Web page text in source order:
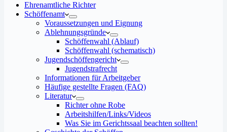
Ehrenamtliche Richter
Schöffenamt
Voraussetzungen und Eignung
Ablehnungsgründe
Schöffenwahl (Ablauf)
Schöffenwahl (schematisch)
Jugendschöffengericht
Jugendstrafrecht
Informationen für Arbeitgeber
Häufige gestellte Fragen (FAQ)
Literatur
Richter ohne Robe
Arbeitshilfen/Links/Videos
Was Sie im Gerichtssaal beachten sollten!